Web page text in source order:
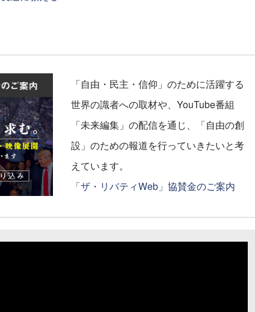
「自由・民主・信仰」のために活躍する
世界の識者への取材や、YouTube番組
「未来編集」の配信を通じ、「自由の創
設」のための報道を行っていきたいと考
えています。
「ザ・リバティWeb」協賛金のご案内